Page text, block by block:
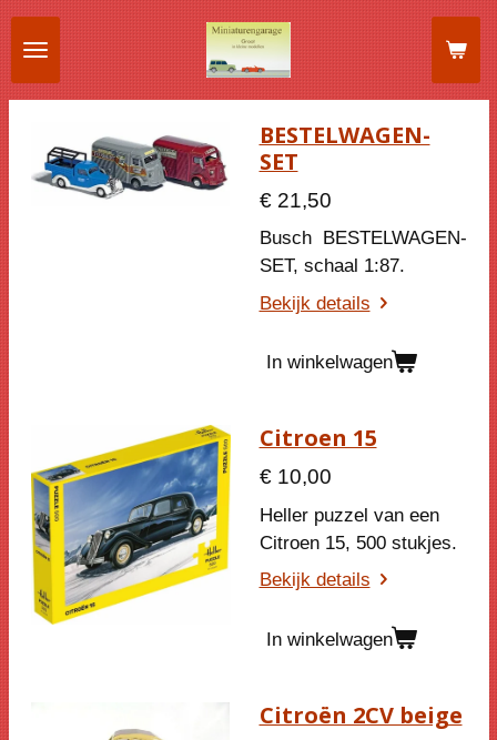
Ga
direct
naar
de
hoofdinhoud
BESTELWAGEN-
SET
€ 21,50
Busch BESTELWAGEN-
SET, schaal 1:87.
Bekijk details
In winkelwagen
Citroen 15
€ 10,00
Heller puzzel van een
Citroen 15, 500 stukjes.
Bekijk details
In winkelwagen
Citroën 2CV beige